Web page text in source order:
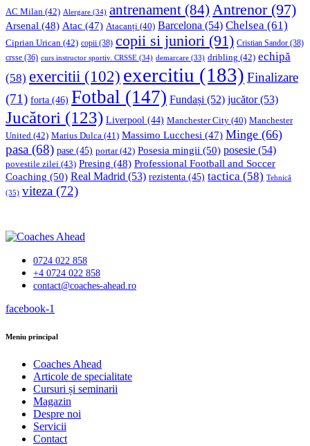
AC Milan (42) Alergare (34) antrenament (84) Antrenor(97)
Arsenal (48) Atac (47) Atacanți (40) Barcelona (54) Chelsea (61)
Ciprian Urican (42) copii (38) copii si juniori (91) Cristian Sandor (38)
crsse (36) curs instructor sportiv. CRSSE (34) demarcare (33) dribling (42) echipă
(58) exercitii (102) exercitiu (183) Finalizare
(71) forta (46) Fotbal (147) Fundași (52) jucător(53)
Jucători (123) Liverpool (44) Manchester City (40) Manchester
United (42) Marius Dulca (41) Massimo Lucchesi (47) Minge (66)
pasa (68) pase (45) portar(42) Posesia mingii (50) posesie (54)
povestile zilei (43) Presing (48) Professional Football and Soccer
Coaching (50) Real Madrid (53) rezistenta (45) tactica (58) Tehnică
(35) viteza (72)
0724 022 858
+4 0724 022 858
contact@coaches-ahead.ro
facebook-1
Meniu principal
Coaches Ahead
Articole de specialitate
Cursuri și seminarii
Magazin
Despre noi
Servicii
Contact